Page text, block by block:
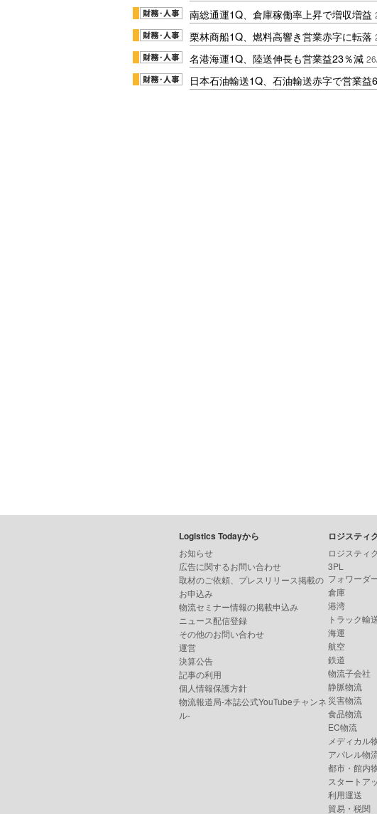
南総通運1Q、倉庫稼働率上昇で増収増益
栗林商船1Q、燃料高響き営業赤字に転落
名港海運1Q、陸送伸長も営業益23％減
日本石油輸送1Q、石油輸送赤字で営業益
Logistics Todayから
お知らせ
広告に関するお問い合わせ
取材のご依頼、プレスリリース掲載の
お申込み
物流セミナー情報の掲載申込み
ニュース配信登録
その他のお問い合わせ
運営
決算公告
記事の利用
個人情報保護方針
物流報道局-本誌公式YouTubeチャンネ
ル-
ロジスティ
ロジスティ
3PL
フォワーダ
倉庫
港湾
トラック輸
海運
航空
鉄道
物流子会社
静脈物流
災害物流
食品物流
EC物流
メディカル
アパレル物
都市・館内
スタートア
利用運送
貿易・税関